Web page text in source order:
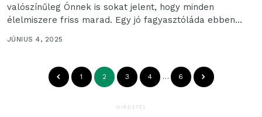
valószínűleg Önnek is sokat jelent, hogy minden
élelmiszere friss marad. Egy jó fagyasztóláda ebben
óriási segítség lehet....
JÚNIUS 4, 2025
1 2 3 4 … 6
HIRDETÉS